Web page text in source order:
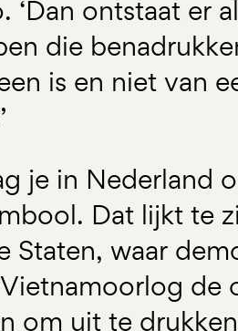
‘Dan ontstaat er
die
is en niet van
je in Nederland
Dat lijkt te
Staten, waar
de
om uit te